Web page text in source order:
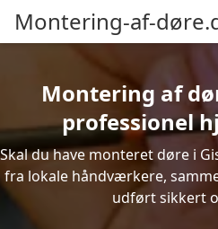
Montering-af-
Montering af
professionel
Skal du have monteret døre i
fra lokale håndværkere,
udført sikkert